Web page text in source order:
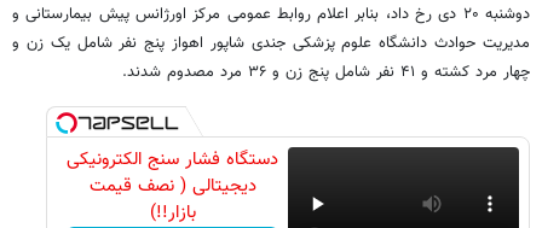
دوشنبه ۲۰ دی رخ داد، بنابر اعلام روابط عمومی مرکز اورژانس پیش بیمارستانی و
مدیریت حوادث دانشگاه علوم پزشکی جندی شاپور اهواز پنج نفر شامل یک زن و
چهار مرد کشته و ۴۱ نفر شامل پنج زن و ۳۶ مرد مصدوم شدند.
دستگاه فشار سنج الکترونیکی
دیجیتالی ( نصف قیمت
بازار!!)